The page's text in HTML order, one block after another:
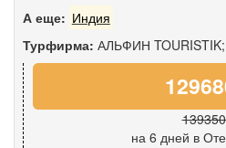
А еще: Индия
Турфирма: АЛЬФИН TOURISTIK;
на 6 дней в